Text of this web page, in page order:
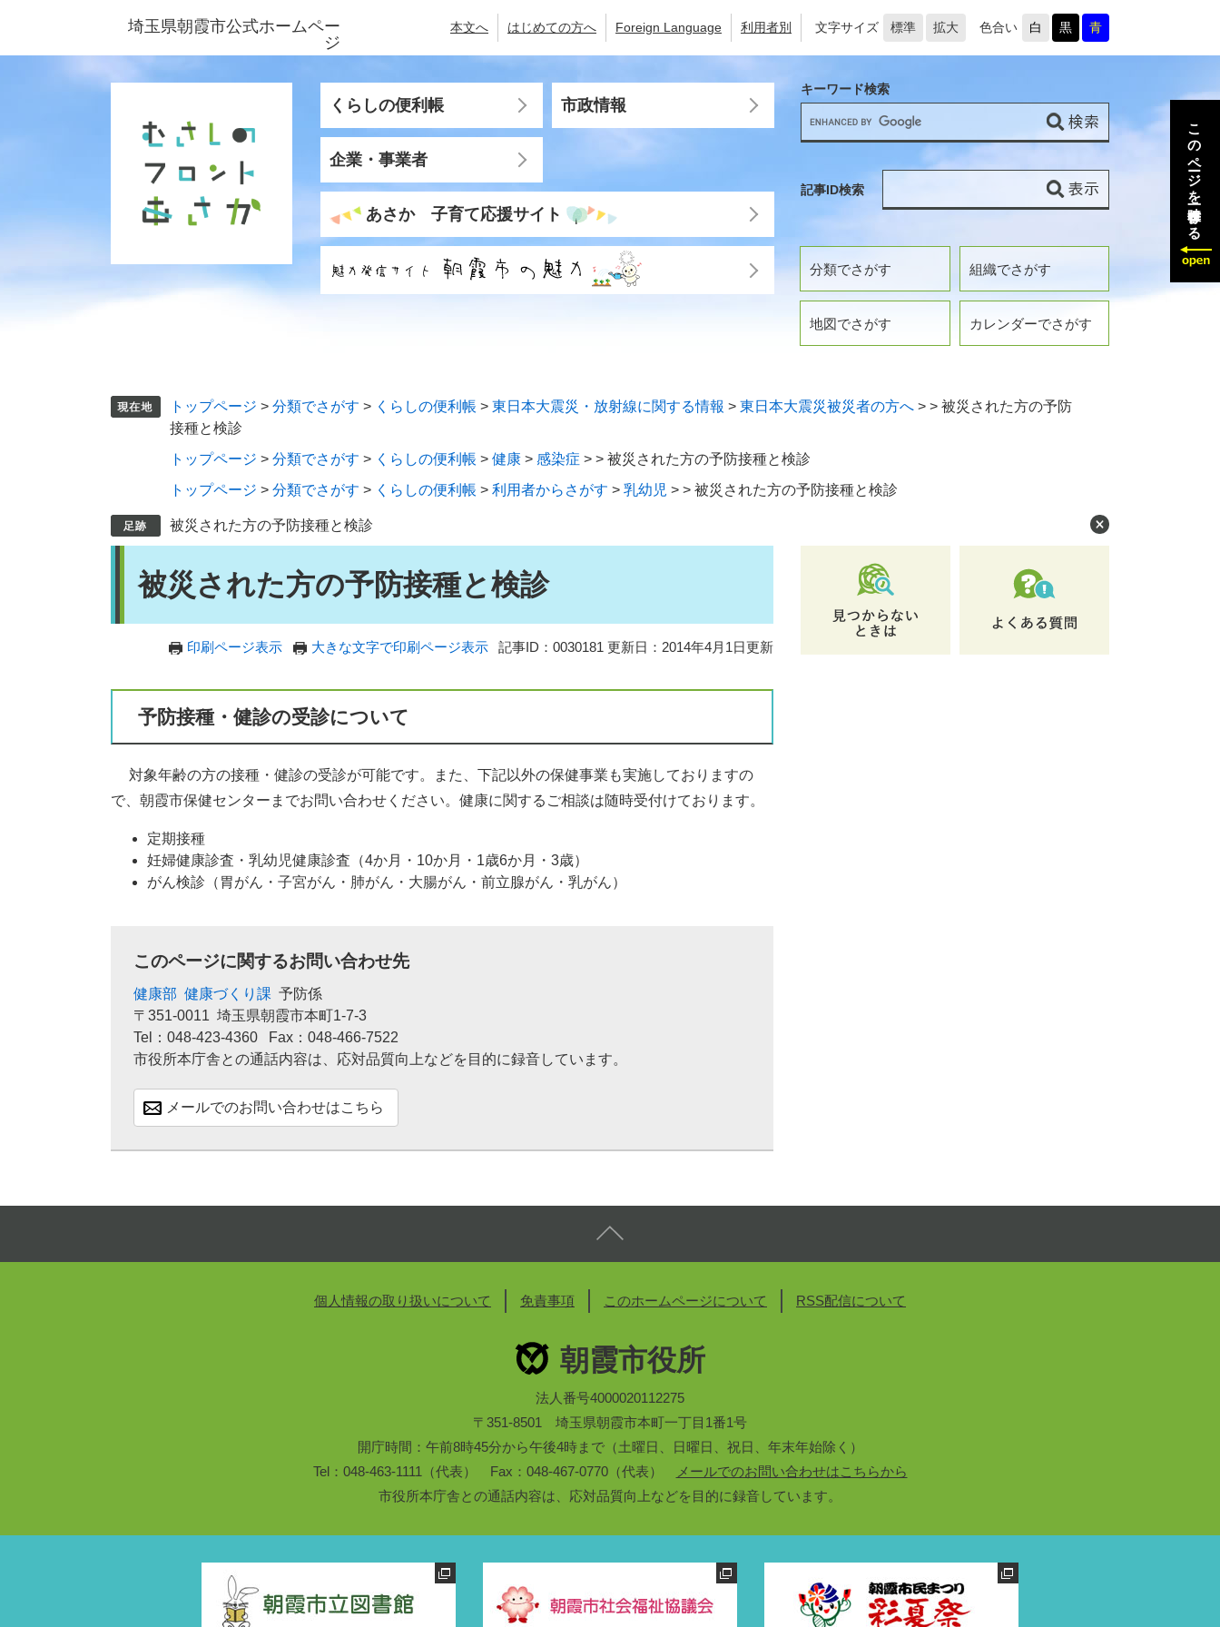
ジ
ュ
埼玉県朝霞市公式ホームペー
ジ
本文へ はじめての方へ Foreign Language 利用者別 文字サイズ 標準 拡大 色合い 白 黒 青
くらしの便利帳 市政情報
企業・事業者
あさか 子育て応援サイト
分類でさがす 組織でさがす
地図でさがす カレンダーでさがす
キーワード検索
記事ID検索
トップページ > 分類でさがす > くらしの便利帳 > 東日本大震災・放射線に関する情報 > 東日本大震災被災者の方へ > > 被災された方の予防
接種と検診
トップページ > 分類でさがす > くらしの便利帳 > 健康 > 感染症 > > 被災された方の予防接種と検診
トップページ > 分類でさがす > くらしの便利帳 > 利用者からさがす > 乳幼児 > > 被災された方の予防接種と検診
被災された方の予防接種と検診
被災された方の予防接種と検診
印刷ページ表示 大きな文字で印刷ページ表示 記事ID：0030181 更新日：2014年4月1日更新
予防接種・健診の受診について
対象年齢の方の接種・健診の受診が可能です。また、下記以外の保健事業も実施しておりますの
で、朝霞市保健センターまでお問い合わせください。健康に関するご相談は随時受付けております。
定期接種
妊婦健康診査・乳幼児健康診査（4か月・10か月・1歳6か月・3歳）
がん検診（胃がん・子宮がん・肺がん・大腸がん・前立腺がん・乳がん）
このページに関するお問い合わせ先
健康部 健康づくり課 予防係
〒351-0011 埼玉県朝霞市本町1-7-3
Tel：048-423-4360
Fax：048-466-7522
市役所本庁舎との通話内容は、応対品質向上などを目的に録音しています。
メールでのお問い合わせはこちら
個人情報の取り扱いについて 免責事項 このホームページについて RSS配信について
朝霞市役所
法人番号4000020112275
〒351-8501 埼玉県朝霞市本町一丁目1番1号
開庁時間：午前8時45分から午後4時まで（土曜日、日曜日、祝日、年末年始除く）
Tel：048-463-1111（代表） Fax：048-467-0770（代表）
メールでのお問い合わせはこちらから
市役所本庁舎との通話内容は、応対品質向上などを目的に録音しています。
このページを一時保存する